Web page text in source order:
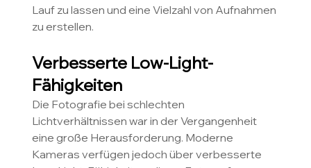
Lauf zu lassen und eine Vielzahl von Aufnahmen
zu erstellen.
Verbesserte Low-Light-
Fähigkeiten
Die Fotografie bei schlechten
Lichtverhältnissen war in der Vergangenheit
eine große Herausforderung. Moderne
Kameras verfügen jedoch über verbesserte